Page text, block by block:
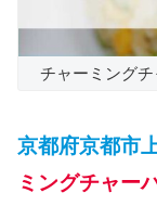
チャーミング
京都府京都市
ミングチャー